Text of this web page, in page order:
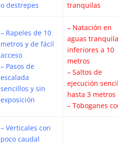
o destrepes
tranquilas
– Rapeles de 10
metros y de fácil
acceso
– Pasos de
escalada
sencillos y sin
exposición
– Natación en
aguas
inferiores a 10
metros
– Saltos de
ejecución
hasta 3 metros
– Toboganes
– Verticales con
poco caudal